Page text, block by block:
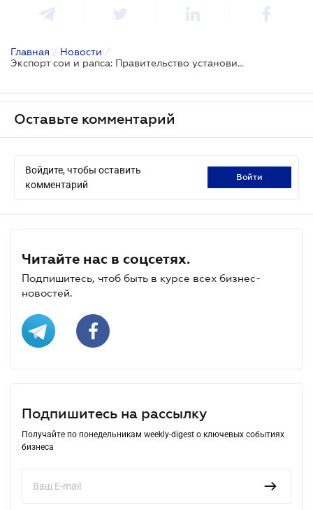
Главная / Новости /
Экспорт сои и рапса: Правительство установило условия для освобождения от пошлины
Оставьте комментарий
Войдите, чтобы оставить
комментарий
войти
Читайте нас в соцсетях.
Подпишитесь, чтоб быть в курсе всех бизнес-
новостей.
Подпишитесь на рассылку
Получайте по понедельникам weekly-digest о ключевых событиях
бизнеса